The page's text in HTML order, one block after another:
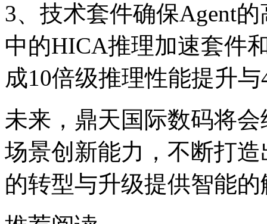
3、技术套件确保
中的HICA推理加速套件和
成10倍级推理性能提升
未来，鼎天国际数码
场景创新能力，不断打
的转型与升级提供智能